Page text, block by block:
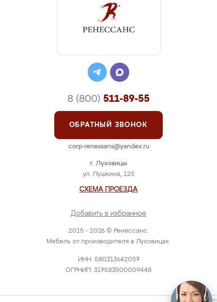
2015 - 2026 © Ренессанс.
Мебель от производителя в Луховицах.
ИНН: 580313642057
ОГРНИП: 317583500009448
г. Луховицы
ул. Пушкина, 125
СХЕМА ПРОЕЗДА
Добавить в избранное
8 (800) 511-89-55
ОБРАТНЫЙ ЗВОНОК
corp-renessans@yandex.ru